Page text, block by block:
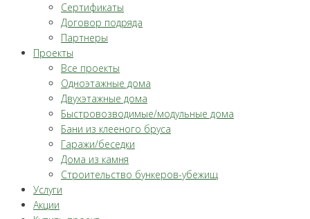
Сертификаты
Договор подряда
Партнеры
Проекты
Все проекты
Одноэтажные дома
Двухэтажные дома
Быстровозводимые/модульные дома
Бани из клееного бруса
Гаражи/беседки
Дома из камня
Строительство бункеров-убежищ
Услуги
Акции